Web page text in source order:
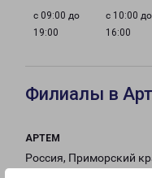
с 09:00 до
19:00
с 10:00 до
16:00
Филиалы в
АРТЕМ
Россия, Приморский